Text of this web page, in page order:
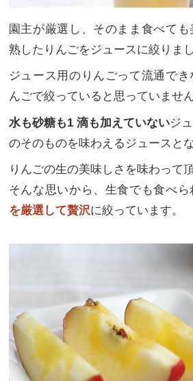
園主が厳選し、そのまま食べて
熟したりんごをジュースに絞りまし
ジュース用のりんごって流通でき
んごで絞っていると思っていません
水も砂糖も1 滴も加えていないジ
のそのものを味わえるジュースとな
りんごの生の美味しさを味わって
そんな思いから、生食でも食べら
を厳選して贅沢に絞っています。